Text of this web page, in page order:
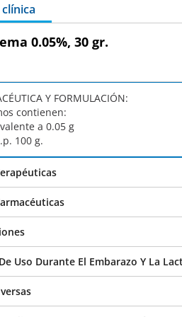
0.05%, 30 gr.
Y FORMULACIÓN:
contienen:
a 0.05 g
100 g.
Uso Durante El Embarazo Y La